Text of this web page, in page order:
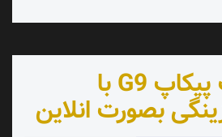
فروش وانت پیکاپ G9 با
بصورت انلاین